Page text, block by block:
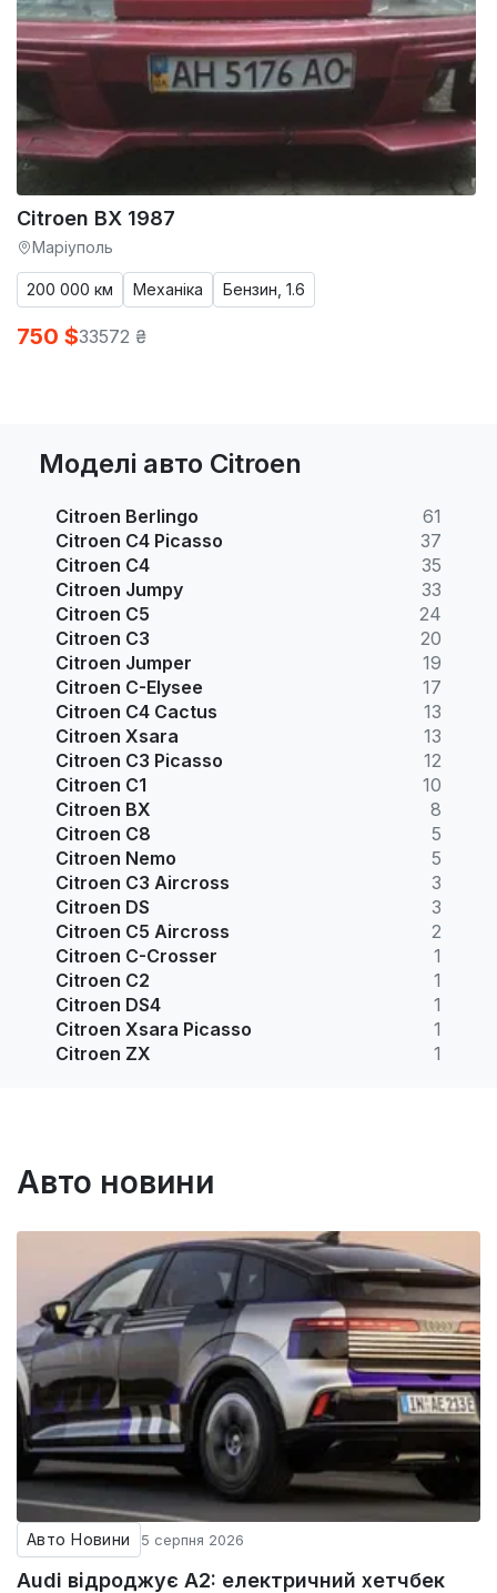
Citroen BX 1987
Маріуполь
200 000 км Механіка Бензин, 1.6
750 $33572 ₴
Моделі авто Citroen
Citroen Berlingo
61
Citroen C4 Picasso
37
Citroen C4
35
Citroen Jumpy
33
Citroen C5
24
Citroen C3
20
Citroen Jumper
19
Citroen C-Elysee
17
Citroen C4 Cactus
13
Citroen Xsara
13
Citroen C3 Picasso
12
Citroen C1
10
Citroen BX
8
Citroen C8
5
Citroen Nemo
5
Citroen C3 Aircross
3
Citroen DS
3
Citroen C5 Aircross
2
Citroen C-Crosser
1
Citroen C2
1
Citroen DS4
1
Citroen Xsara Picasso
1
Citroen ZX
1
Авто новини
Авто Новини 5 серпня 2026
Audi відроджує A2: електричний хетчбек